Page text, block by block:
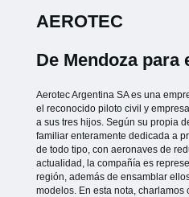
AEROTEC
De Mendoza para
Aerotec Argentina SA es una
el reconocido piloto civil y
a sus tres hijos. Según su propia
familiar enteramente dedicada a
de todo tipo, con aeronaves de
actualidad, la compañía es
región, además de ensamblar
modelos. En esta nota, charlamos